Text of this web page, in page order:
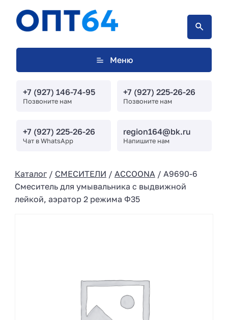
Меню
+7 (927) 146-74-95
Позвоните нам
+7 (927) 225-26-26
Позвоните нам
+7 (927) 225-26-26
Чат в WhatsApp
region164@bk.ru
Напишите нам
Каталог/ СМЕСИТЕЛИ / ACCOONA / A9690-6
Смеситель для умывальника с выдвижной
лейкой, аэратор 2 режима Φ35